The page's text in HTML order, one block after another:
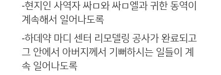
-현지인 사역자 싸ㅁ와 싸ㅁ엘과 귀한 동역이
계속해서 일어나도록
-하데약 마디 센터 리모델링 공사가 완료되고
그 안에서 아버지께서 기뻐하시는 일들이 계
속 일어나도록